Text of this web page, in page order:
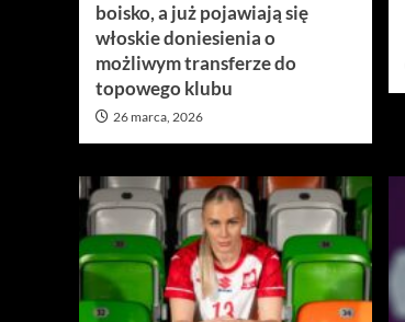
boisko, a już pojawiają się
włoskie doniesienia o
możliwym transferze do
topowego klubu
26 marca, 2026